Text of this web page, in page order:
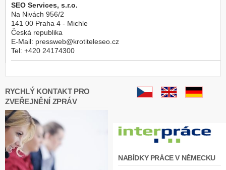
SEO Services, s.r.o.
Na Nivách 956/2
141 00 Praha 4 - Michle
Česká republika
E-Mail: pressweb@krotiteleseo.cz
Tel: +420 24174300
RYCHLÝ KONTAKT PRO
ZVEŘEJNĚNÍ ZPRÁV
NABÍDKY PRÁCE V NĚMECKU